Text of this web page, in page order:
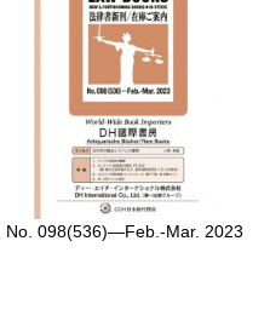
No. 098(536)—Feb.-Mar. 2023